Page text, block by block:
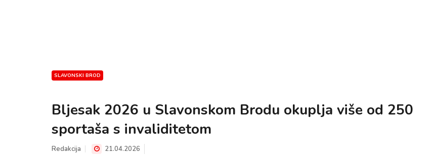
SLAVONSKI BROD
Bljesak 2026 u Slavonskom Brodu okuplja više od 250
sportaša s invaliditetom
Redakcija 21.04.2026